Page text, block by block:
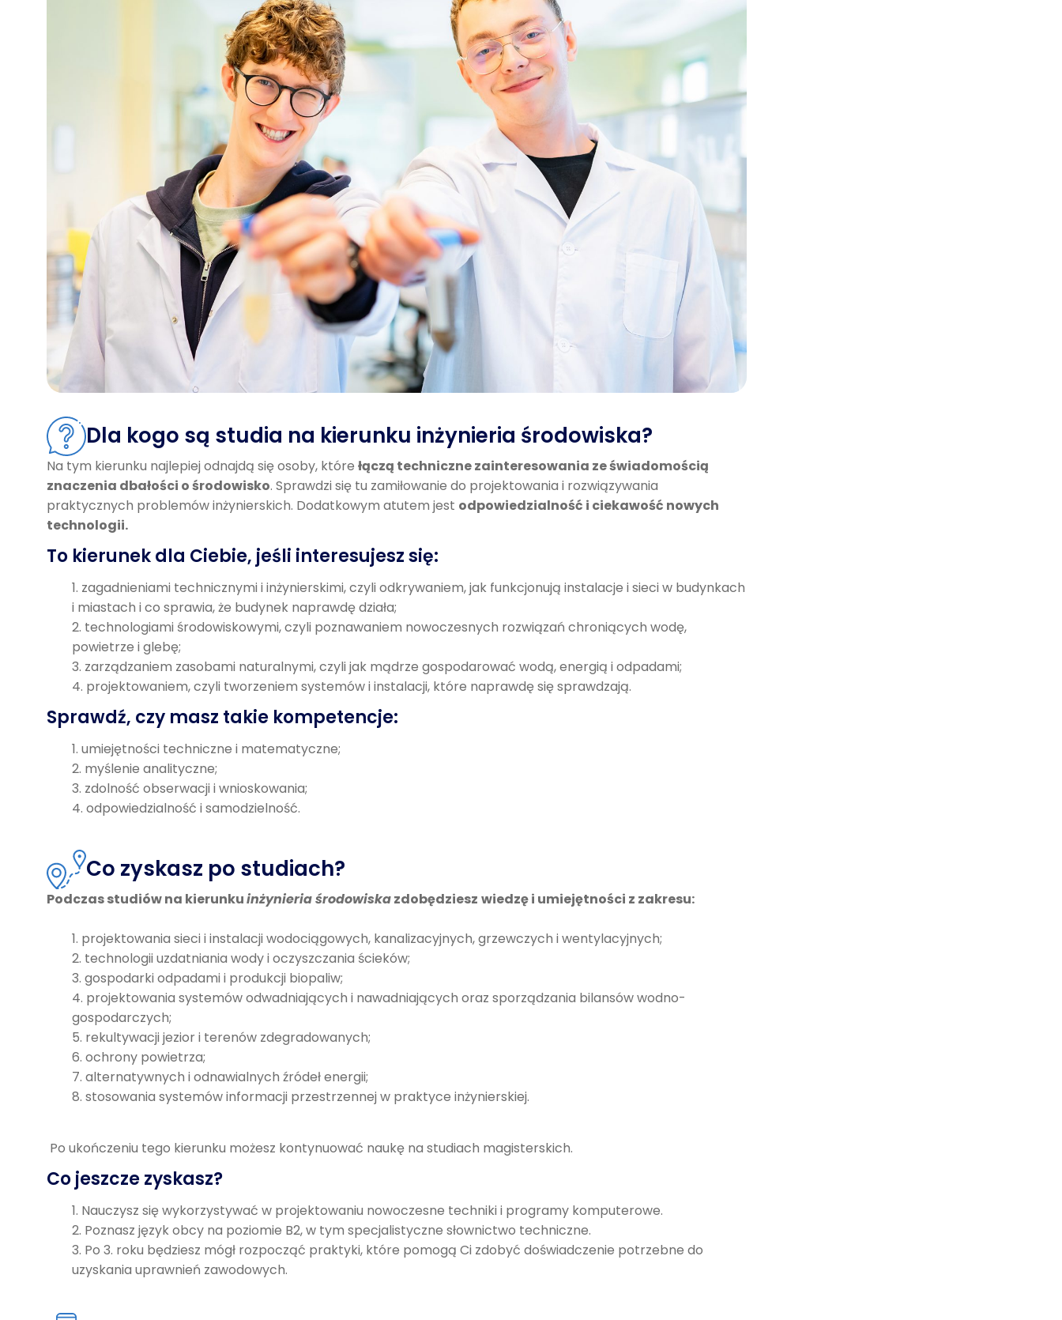
Dla kogo są studia na kierunku inżynieria środowiska?
Na tym kierunku najlepiej odnajdą się osoby, które łączą techniczne zainteresowania ze świadomością
znaczenia dbałości o środowisko. Sprawdzi się tu zamiłowanie do projektowania i rozwiązywania
praktycznych problemów inżynierskich. Dodatkowym atutem jest odpowiedzialność i ciekawość nowych
technologii.
To kierunek dla Ciebie, jeśli interesujesz się:
zagadnieniami technicznymi i inżynierskimi, czyli odkrywaniem, jak funkcjonują instalacje i sieci w budynkach
i miastach i co sprawia, że budynek naprawdę działa;
technologiami środowiskowymi, czyli poznawaniem nowoczesnych rozwiązań chroniących wodę,
powietrze i glebę;
zarządzaniem zasobami naturalnymi, czyli jak mądrze gospodarować wodą, energią i odpadami;
projektowaniem, czyli tworzeniem systemów i instalacji, które naprawdę się sprawdzają.
Sprawdź, czy masz takie kompetencje:
umiejętności techniczne i matematyczne;
myślenie analityczne;
zdolność obserwacji i wnioskowania;
odpowiedzialność i samodzielność.
Co zyskasz po studiach?
Podczas studiów na kierunkuinżynieria środowiskazdobędziesz wiedzę i umiejętności z zakresu:
projektowania sieci i instalacji wodociągowych, kanalizacyjnych, grzewczych i wentylacyjnych;
technologii uzdatniania wody i oczyszczania ścieków;
gospodarki odpadami i produkcji biopaliw;
projektowania systemów odwadniających i nawadniających oraz sporządzania bilansów wodno-
gospodarczych;
rekultywacji jezior i terenów zdegradowanych;
ochrony powietrza;
alternatywnych i odnawialnych źródeł energii;
stosowania systemów informacji przestrzennej w praktyce inżynierskiej.
Po ukończeniu tego kierunku możesz kontynuować naukę na studiach magisterskich.
Co jeszcze zyskasz?
Nauczysz się wykorzystywać w projektowaniu nowoczesne techniki i programy komputerowe.
Poznasz język obcy na poziomie B2, w tym specjalistyczne słownictwo techniczne.
Po 3. roku będziesz mógł rozpocząć praktyki, które pomogą Ci zdobyć doświadczenie potrzebne do
uzyskania uprawnień zawodowych.